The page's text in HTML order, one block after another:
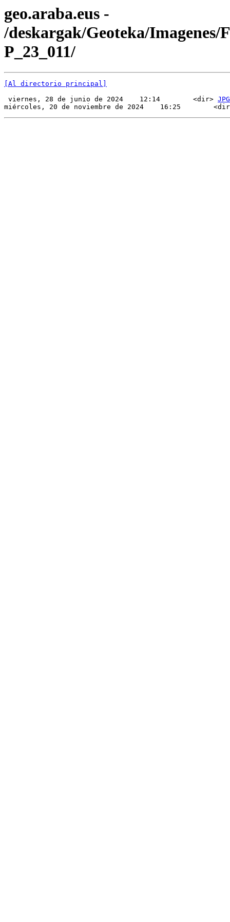
geo.araba.eus -
/deskargak/Geoteka/Imagenes/
P_23_011/
[Al directorio principal]
viernes, 28 de junio de 2024    12:14        <dir> JPG
miércoles, 20 de noviembre de 2024    16:25